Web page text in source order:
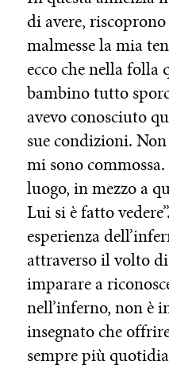
di avere,
malmesse la mia
ecco che nella
bambino tutto
avevo conosciuto
sue condizioni.
mi sono
luogo, in mezzo a
Lui si è fatto
esperienza
attraverso il volto di
imparare a
nell’inferno, non è
insegnato che
sempre più